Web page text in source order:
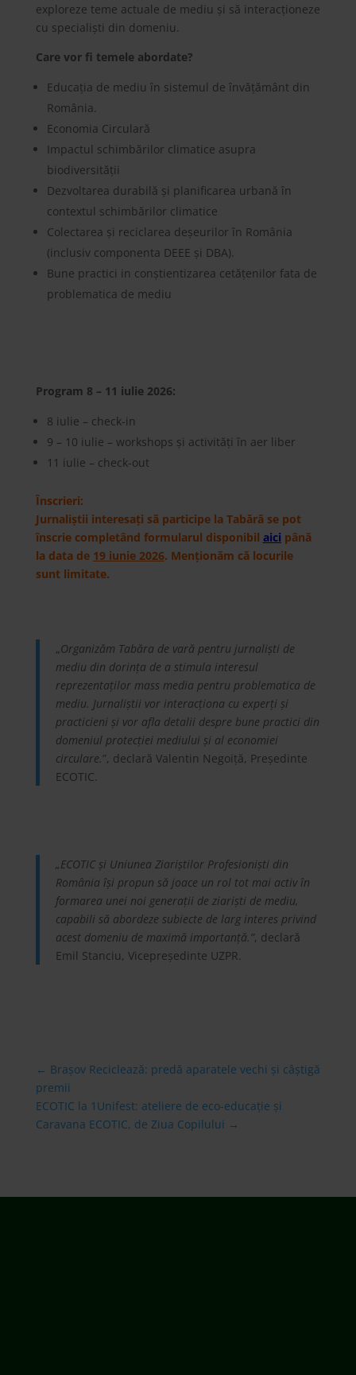
exploreze teme actuale de mediu și să interacționeze
cu specialiști din domeniu.
Care vor fi temele abordate?
Educația de mediu în sistemul de învățământ din
România.
Economia Circulară
Impactul schimbărilor climatice asupra
biodiversității
Dezvoltarea durabilă și planificarea urbană în
contextul schimbărilor climatice
Colectarea și reciclarea deșeurilor în România
(inclusiv componenta DEEE și DBA).
Bune practici in conștientizarea cetățenilor fata de
problematica de mediu
Program 8 – 11 iulie 2026:
8 iulie – check-in
9 – 10 iulie – workshops și activități în aer liber
11 iulie – check-out
Înscrieri:
Jurnaliștii interesați să participe la Tabără se pot
înscrie completând formularul disponibil aici până
la data de 19 iunie 2026. Menționăm că locurile
sunt limitate.
„Organizăm Tabăra de vară pentru jurnaliști de
mediu din dorința de a stimula interesul
reprezentaților mass media pentru problematica de
mediu. Jurnaliștii vor interacționa cu experți și
practicieni și vor afla detalii despre bune practici din
domeniul protecției mediului și al economiei
circulare.”, declară Valentin Negoiță, Președinte
ECOTIC.
„ECOTIC și Uniunea Ziariștilor Profesioniști din
România își propun să joace un rol tot mai activ în
formarea unei noi generații de ziariști de mediu,
capabili să abordeze subiecte de larg interes privind
acest domeniu de maximă importanță.”, declară
Emil Stanciu, Vicepreședinte UZPR.
← Brașov Reciclează: predă aparatele vechi și câștigă
premii
ECOTIC la 1Unifest: ateliere de eco-educație și
Caravana ECOTIC, de Ziua Copilului →